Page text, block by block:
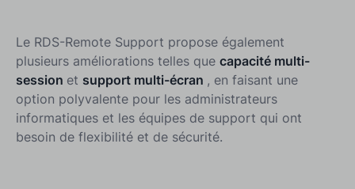
Le RDS-Remote Support propose également
plusieurs améliorations telles que capacité multi-
session et support multi-écran , en faisant une
option polyvalente pour les administrateurs
informatiques et les équipes de support qui ont
besoin de flexibilité et de sécurité.